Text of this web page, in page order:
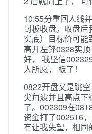
10:55分重回人线
封板收盘。收盘后
实底）目标价可
高开左锋0328实
好， 我坚信
人所愿， 板了！
0822开盘又是跳
尖角波并且高点下
了。002309在
资金打了002516
有让我失望，相同